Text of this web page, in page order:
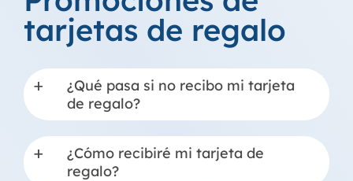
tarjetas de regalo
a
¿Qué pasa si no recibo mi tarjeta
de regalo?
a
¿Cómo recibiré mi tarjeta de
regalo?